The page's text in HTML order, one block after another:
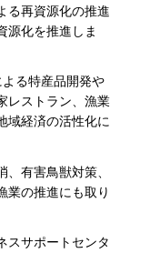
る再資源化の推進
源化を推進しま
よる特産品開発や
レストラン、漁業
域経済の活性化に
有害鳥獣対策、
業の推進にも取り
スサポートセンタ